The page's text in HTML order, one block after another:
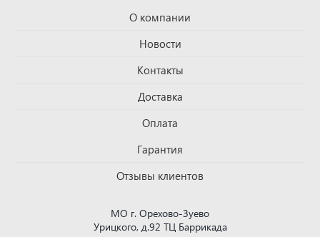
О компании
Новости
Контакты
Доставка
Оплата
Гарантия
Отзывы клиентов
МО г. Орехово-Зуево
Урицкого, д.92 ТЦ Баррикада